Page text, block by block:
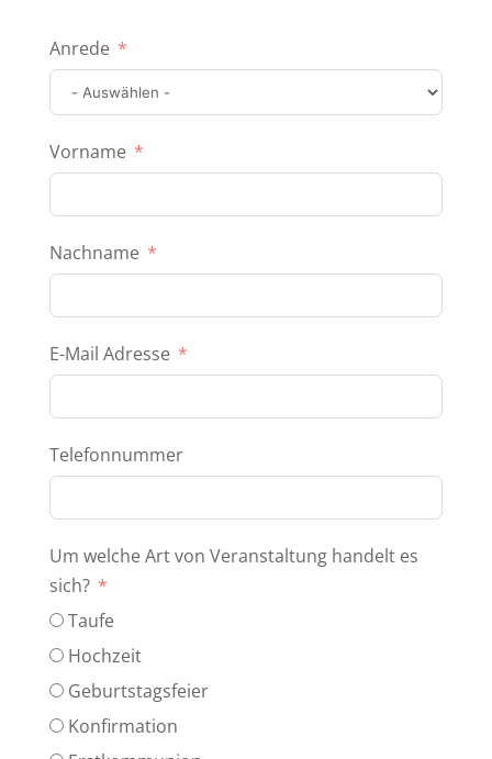
Anrede
Vorname
Nachname
E-Mail Adresse
Telefonnummer
Um welche Art von Veranstaltung handelt es
sich?
Taufe
Hochzeit
Geburtstagsfeier
Konfirmation